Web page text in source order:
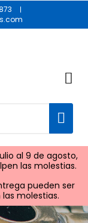
al 9 de agosto,
las molestias.
pueden ser
molestias.